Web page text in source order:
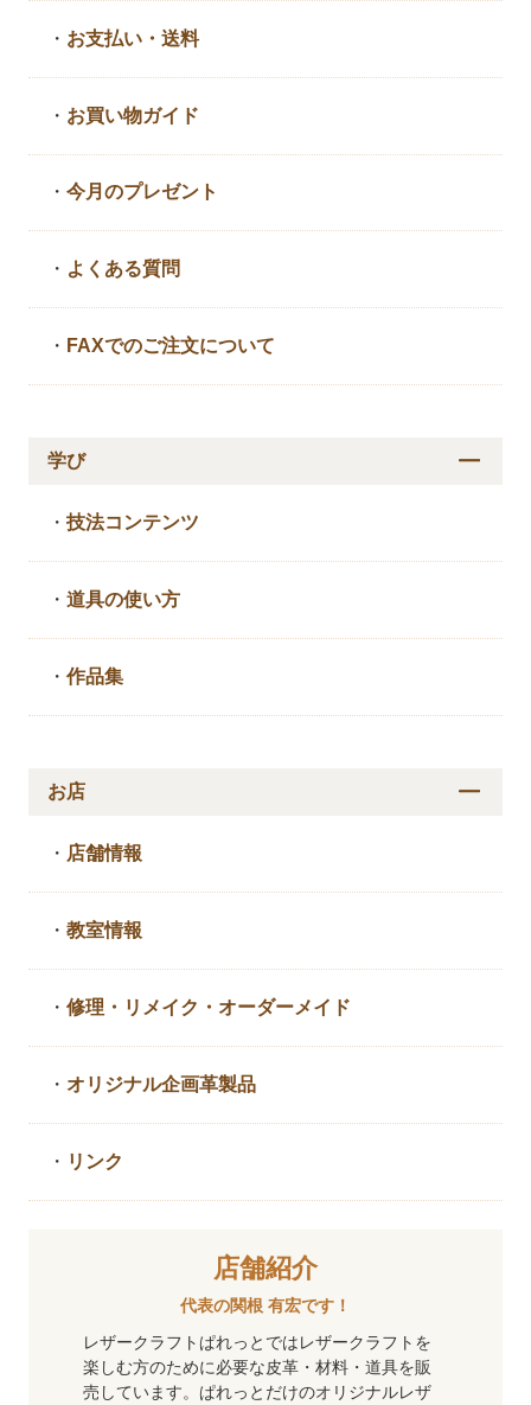
・ お支払い・送料
・ お買い物ガイド
・今月のプレゼント
・ よくある質問
・ FAXでのご注文について
学び
・技法コンテンツ
・道具の使い方
・作品集
お店
・ 店舗情報
・教室情報
・修理・リメイク・ オーダーメイド
・ オリジナル企画革製品
・ リンク
店舗紹介
代表の関根 有宏です！
レザークラフトぱれっとではレザークラフトを
楽しむ方のために必要な皮革・材料・道具を販
売しています。ぱれっとだけのオリジナルレザ